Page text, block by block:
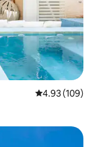
औसत रेटिंग 5 में से
4.93 (109)